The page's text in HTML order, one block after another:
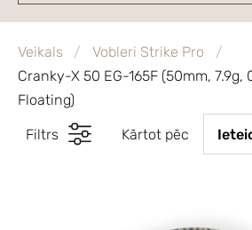
Veikals
Vobleri Strike Pro
Cranky-X 50 EG-165F (50mm, 7.9g,
Floating)
Filtrs Kārtot pēc